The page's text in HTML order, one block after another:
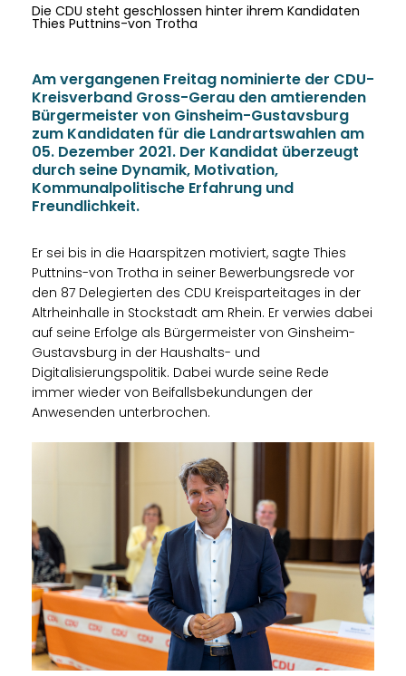
Die CDU steht geschlossen hinter ihrem Kandidaten
Thies Puttnins-von Trotha
Am vergangenen Freitag nominierte der CDU-
Kreisverband Gross-Gerau den amtierenden
Bürgermeister von Ginsheim-Gustavsburg
zum Kandidaten für die Landrartswahlen am
05. Dezember 2021. Der Kandidat überzeugt
durch seine Dynamik, Motivation,
Kommunalpolitische Erfahrung und
Freundlichkeit.
Er sei bis in die Haarspitzen motiviert, sagte Thies
Puttnins-von Trotha in seiner Bewerbungsrede vor
den 87 Delegierten des CDU Kreisparteitages in der
Altrheinhalle in Stockstadt am Rhein. Er verwies dabei
auf seine Erfolge als Bürgermeister von Ginsheim-
Gustavsburg in der Haushalts- und
Digitalisierungspolitik. Dabei wurde seine Rede
immer wieder von Beifallsbekundungen der
Anwesenden unterbrochen.